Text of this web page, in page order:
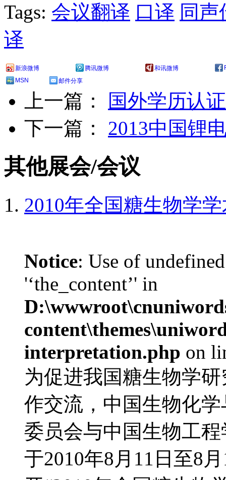
Tags: 会议翻译 口译 同声
译
新浪微博 腾讯微博 和讯微博
MSN
邮件分享
上一篇：
国外学历认
下一篇： 2013中国锂
其他展会/会议
2010年全国糖生物学
Notice: Use of
'‘the_content’' in
interpretation.php on
为促进我国糖生物学
作交流，中国生物化
委员会与中国生物工
于2010年8月11日至8